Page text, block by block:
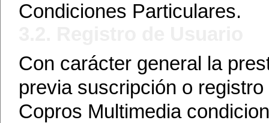
Condiciones Particulares.
Con carácter general la
previa suscripción o
Copros Multimedia